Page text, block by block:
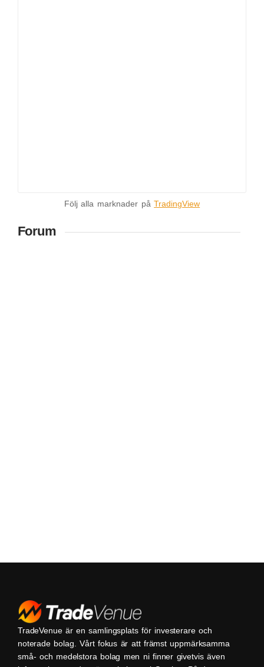
Följ alla marknader påTradingView
Forum
TradeVenue är en samlingsplats för investerare och
noterade bolag. Vårt fokus är att främst uppmärksamma
små- och medelstora bolag men ni finner givetvis även